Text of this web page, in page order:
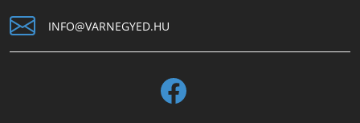
INFO@VARNEGYED.HU